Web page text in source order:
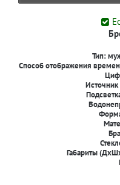
Тип:
Способ отображения
Габариты